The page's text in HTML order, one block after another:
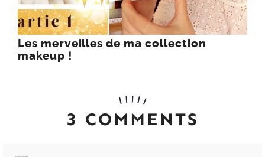
Les merveilles de ma collection
makeup !
3 COMMENTS